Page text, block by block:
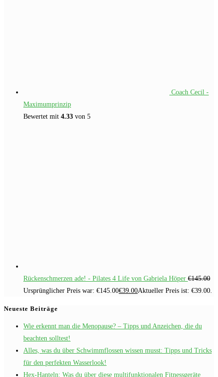
Coach Cecil -
Maximumprinzip
Bewertet mit 4.33 von 5
Rückenschmerzen ade! - Pilates 4 Life von Gabriela Höper €145.00
Ursprünglicher Preis war: €145.00€39.00Aktueller Preis ist: €39.00.
Neueste Beiträge
Wie erkennt man die Menopause? – Tipps und Anzeichen, die du
beachten solltest!
Alles, was du über Schwimmflossen wissen musst: Tipps und Tricks
für den perfekten Wasserlook!
Hex-Hanteln: Was du über diese multifunktionalen Fitnessgeräte